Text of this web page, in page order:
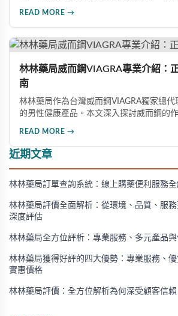
READ MORE →
林林藥局威而鋼VIAGRA專業介紹：
南
林林藥局作為台灣威而鋼VIAGRA獨家總
的男性健康產品。本文深入探討威而鋼的
擇。
READ MORE →
近期文章
林林藥局訂單查詢系統：線上購藥便利服務
林林藥局評價全面解析：從環境、品質、服
深度評估
林林藥局全方位評析：專業服務、多元產品
林林藥局獲得好評的四大優勢：專業服務、
實惠價格
林林藥局評價：全方位解析為何深受顧客信賴